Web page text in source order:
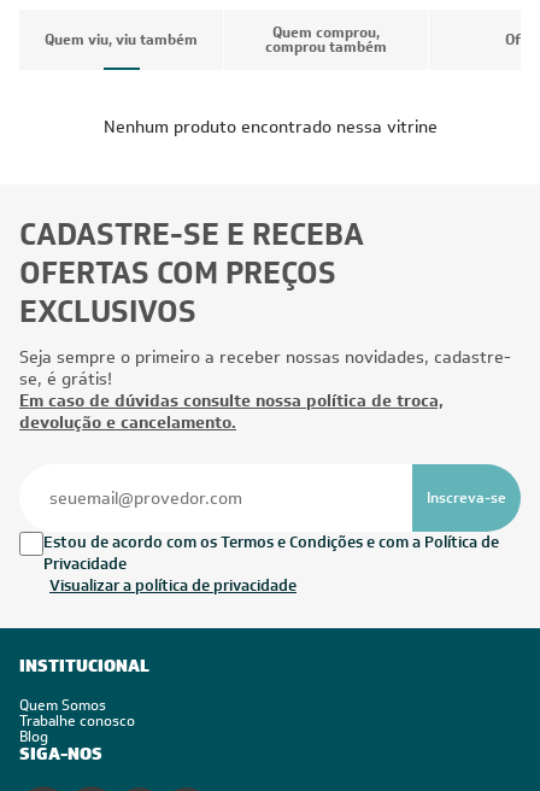
Quem viu, viu também Quem comprou,
comprou também
Nenhum produto encontrado nessa vitrine
CADASTRE-SE E RECEBA
OFERTAS COM PREÇOS
EXCLUSIVOS
Seja sempre o primeiro a receber nossas novidades, cadastre-
se, é grátis!
Em caso de dúvidas consulte nossa política de troca,
devolução e cancelamento.
Inscreva-se
Estou de acordo com os Termos e Condições e com a Política de
Privacidade
Visualizar a política de privacidade
INSTITUCIONAL
Quem Somos
Trabalhe conosco
Blog
SIGA-NOS